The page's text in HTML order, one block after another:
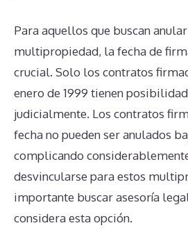
Para aquellos que buscan
multipropiedad, la fecha de
crucial. Solo los contratos
enero de 1999 tienen
judicialmente. Los contratos
fecha no pueden ser anulados
complicando
desvincularse para estos
importante buscar asesoría
considera esta opción.